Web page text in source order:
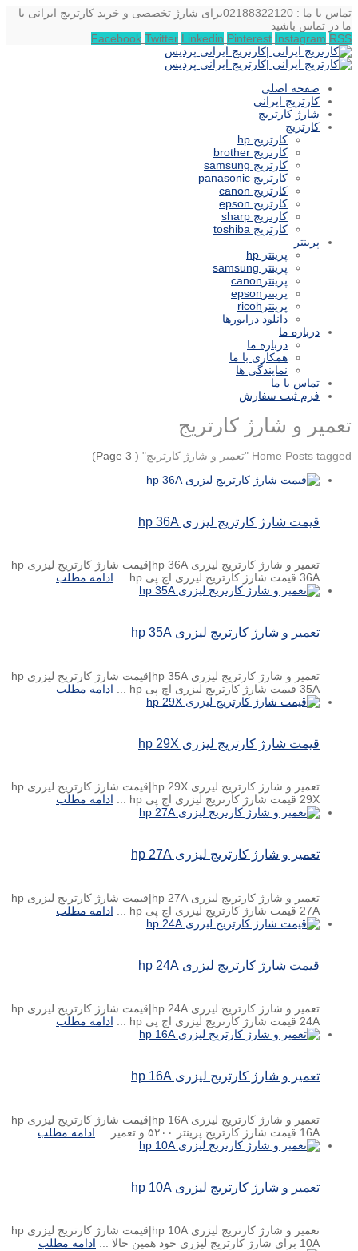
تماس با ما : 02188322120
برای شارژ تخصصی و خرید کارتریج ایرانی با
ما در تماس باشید
Facebook Twitter Linkedin Pinterest Instagram RSS
صفحه اصلی
کارتریج ایرانی
شارژ کارتریج
کارتریج
کارتریج hp
کارتریج brother
کارتریج samsung
کارتریج panasonic
کارتریج canon
کارتریج epson
کارتریج sharp
کارتریج toshiba
پرینتر
پرینتر hp
پرینتر samsung
پرینترcanon
پرینترepson
پرینترricoh
دانلود درایورها
درباره ما
درباره ما
همکاری با ما
نمایندگی ها
تماس با ما
فرم ثبت سفارش
تعمیر و شارژ کارتریج
Home Posts tagged "تعمیر و شارژ کارتریج" ( Page 3)
قیمت شارژ کارتریج لیزری hp 36A
تعمیر و شارژ کارتریج لیزری hp 36A|قیمت شارژ کارتریج لیزری hp
36A قیمت شارژ کارتریج لیزری اچ پی hp ...
ادامه مطلب
تعمیر و شارژ کارتریج لیزری hp 35A
تعمیر و شارژ کارتریج لیزری hp 35A|قیمت شارژ کارتریج لیزری hp
35A قیمت شارژ کارتریج لیزری اچ پی hp ...
ادامه مطلب
قیمت شارژ کارتریج لیزری hp 29X
تعمیر و شارژ کارتریج لیزری hp 29X|قیمت شارژ کارتریج لیزری hp
29X قیمت شارژ کارتریج لیزری اچ پی hp ...
ادامه مطلب
تعمیر و شارژ کارتریج لیزری hp 27A
تعمیر و شارژ کارتریج لیزری hp 27A|قیمت شارژ کارتریج لیزری hp
27A قیمت شارژ کارتریج لیزری اچ پی hp ...
ادامه مطلب
قیمت شارژ کارتریج لیزری hp 24A
تعمیر و شارژ کارتریج لیزری hp 24A|قیمت شارژ کارتریج لیزری hp
24A قیمت شارژ کارتریج لیزری اچ پی hp ...
ادامه مطلب
تعمیر و شارژ کارتریج لیزری hp 16A
تعمیر و شارژ کارتریج لیزری hp 16A|قیمت شارژ کارتریج لیزری hp
16A قیمت شارژ کارتریج پرینتر ۵۲۰۰ و تعمیر ...
ادامه مطلب
تعمیر و شارژ کارتریج لیزری hp 10A
تعمیر و شارژ کارتریج لیزری hp 10A|قیمت شارژ کارتریج لیزری hp
10A برای شارژ کارتریج لیزری خود همین حالا ...
ادامه مطلب